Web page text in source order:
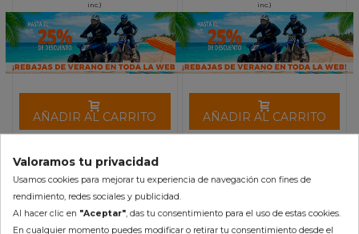
inc.)
AÑADIR AL CARRITO
inc.)
AÑADIR AL CARRITO
-10% -10%
Valoramos tu privacidad
Usamos cookies para mejorar tu experiencia de navegación con fines de
rendimiento, redes sociales y publicidad.
Al hacer clic en "Aceptar", das tu consentimiento para el uso de estas cookies.
En cualquier momento puedes modificar o retirar tu consentimiento desde el